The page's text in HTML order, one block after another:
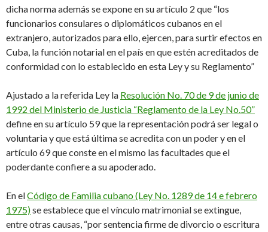
dicha norma además se expone en su artículo 2 que “los
funcionarios consulares o diplomáticos cubanos en el
extranjero, autorizados para ello, ejercen, para surtir efectos en
Cuba, la función notarial en el país en que estén acreditados de
conformidad con lo establecido en esta Ley y su Reglamento”
Ajustado a la referida Ley la Resolución No. 70 de 9 de junio de
1992 del Ministerio de Justicia “Reglamento de la Ley No.50”
define en su artículo 59 que la representación podrá ser legal o
voluntaria y que está última se acredita con un poder y en el
artículo 69 que conste en el mismo las facultades que el
poderdante confiere a su apoderado.
En elCódigo de Familia cubano (Ley No. 1289 de 14 e febrero
1975)se establece que el vínculo matrimonial se extingue,
entre otras causas, “porsentencia firme de divorcio o escritura